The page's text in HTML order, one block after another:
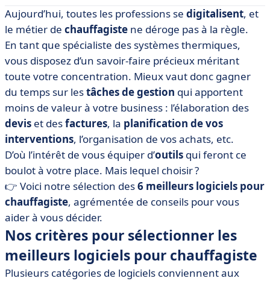
• Nos critères pour sélectionner les meilleurs logiciels
pour chauffagiste
• Extrabat
• Libel Intervention & Gestion
• Obat
• ProGBat
• Tolteck
• Twimm
• Pourquoi vous équiper d’un logiciel pour
chauffagiste ?
• Comment choisir votre logiciel pour chauffagiste ?
• Que retenir ?
Aujourd’hui, toutes les professions se digitalisent, et
le métier de chauffagiste ne déroge pas à la règle.
En tant que spécialiste des systèmes thermiques,
vous disposez d’un savoir-faire précieux méritant
toute votre concentration. Mieux vaut donc gagner
du temps sur lestâches de gestion qui apportent
moins de valeur à votre business : l’élaboration des
devis et desfactures, la planification de vos
interventions, l’organisation de vos achats, etc.
D’où l’intérêt de vous équiper d’outils qui feront ce
boulot à votre place. Mais lequel choisir ?
👉 Voici notre sélection des6 meilleurs logiciels pour
chauffagiste, agrémentée de conseils pour vous
aider à vous décider.
Nos critères pour sélectionner les
meilleurs logiciels pour chauffagiste
Plusieurs catégories de logiciels conviennent aux